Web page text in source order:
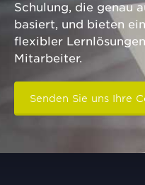
Schulung, die genau
basiert, und bieten
flexibler
Mitarbeiter.
Senden Sie uns Ihre